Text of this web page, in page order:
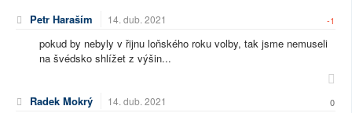
Petr Haraším 14. dub. 2021 -1
pokud by nebyly v řijnu loňského roku volby, tak jsme nemuseli
na švédsko shlížet z výšin...
Radek Mokrý 14. dub. 2021 0